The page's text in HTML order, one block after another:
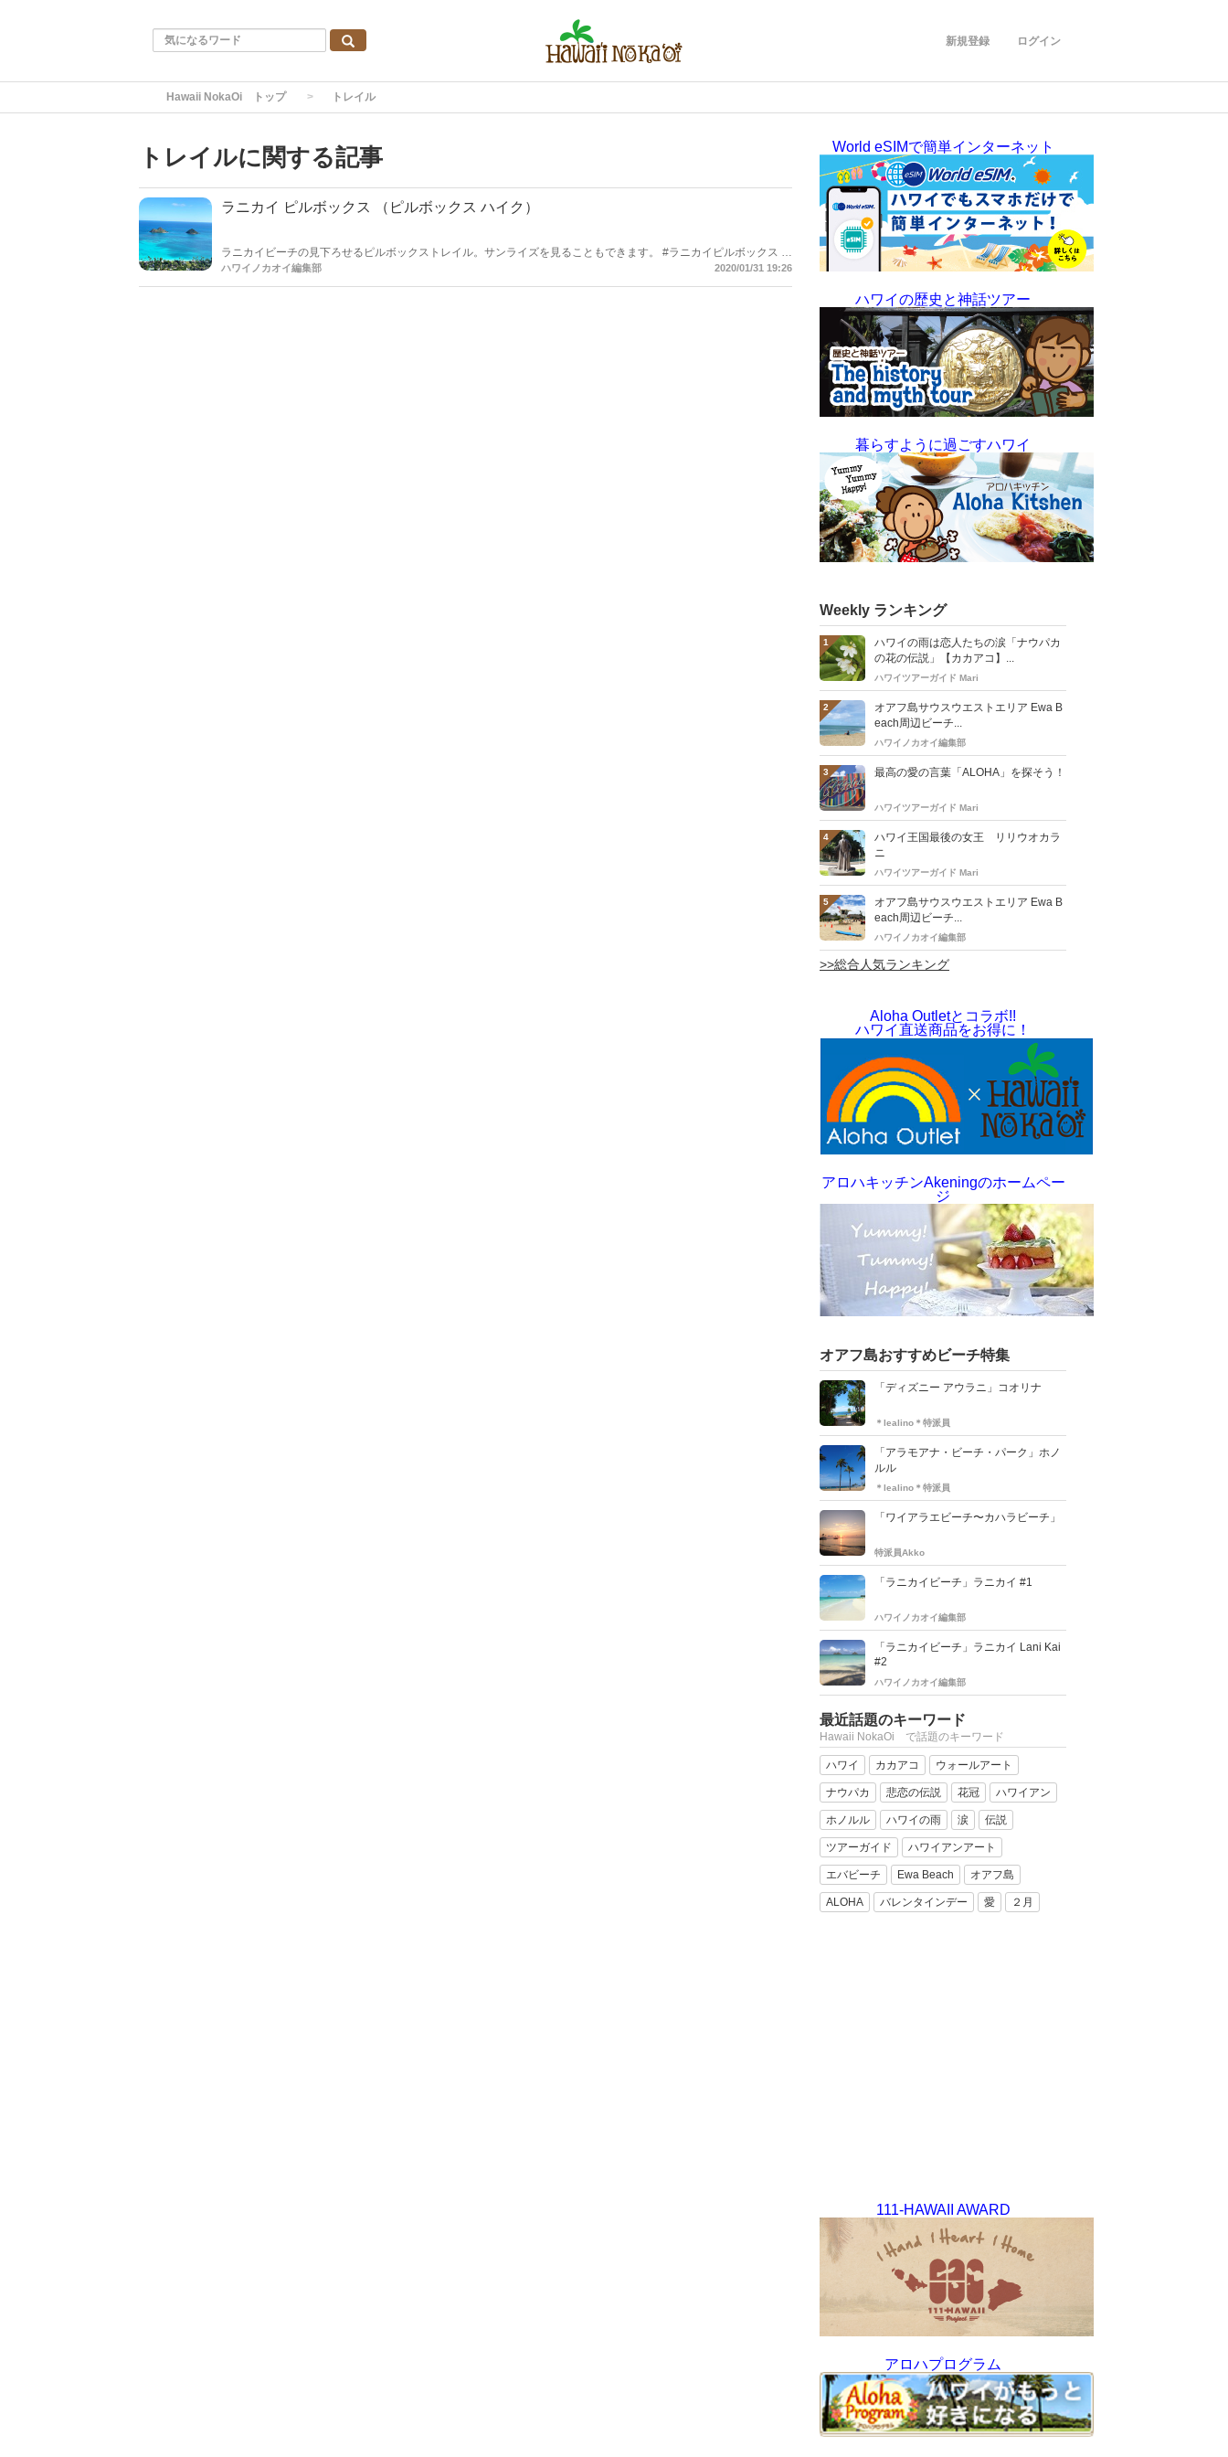
ログイン
新規登録
Hawaii NokaOi トップ トレイル
トレイルに関する記事
ラニカイ ピルボックス （ピルボックス ハイク）
ラニカイビーチの見下ろせるピルボックストレイル。サンライズを見ることもできます。 #ラニカイピルボックス #
ラニカイビーチ #モクルアアイランズ ＃lanikaipillbox #mokuluaislands
ハワイノカオイ編集部 2020/01/31 19:26
World eSIMで簡単インターネット
ハワイの歴史と神話ツアー
暮らすように過ごすハワイ
Weekly ランキング
1
ハワイの雨は恋人たちの涙「ナウパカ
の花の伝説」【カカアコ】...
ハワイツアーガイド Mari
2
オアフ島サウスウエストエリア Ewa B
each周辺ビーチ...
ハワイノカオイ編集部
3 最高の愛の言葉「ALOHA」を探そう！
ハワイツアーガイド Mari
4
ハワイ王国最後の女王 リリウオカラ
ニ
ハワイツアーガイド Mari
5
オアフ島サウスウエストエリア Ewa B
each周辺ビーチ...
ハワイノカオイ編集部
>>総合人気ランキング
Aloha Outletとコラボ!!
ハワイ直送商品をお得に！
アロハキッチンAkeningのホームペー
ジ
オアフ島おすすめビーチ特集
「ディズニー アウラニ」コオリナ
＊lealino＊特派員
「アラモアナ・ビーチ・パーク」ホノ
ルル
＊lealino＊特派員
「ワイアラエビーチ〜カハラビーチ」
特派員Akko
「ラニカイビーチ」ラニカイ #1
ハワイノカオイ編集部
「ラニカイビーチ」ラニカイ Lani Kai
#2
ハワイノカオイ編集部
最近話題のキーワード
Hawaii NokaOi で話題のキーワード
ハワイ カカアコ ウォールアート
ナウパカ 悲恋の伝説 花冠 ハワイアン
ホノルル ハワイの雨 涙 伝説
ツアーガイド ハワイアンアート
エバビーチ Ewa Beach オアフ島
ALOHA バレンタインデー 愛 ２月
111-HAWAII AWARD
アロハプログラム